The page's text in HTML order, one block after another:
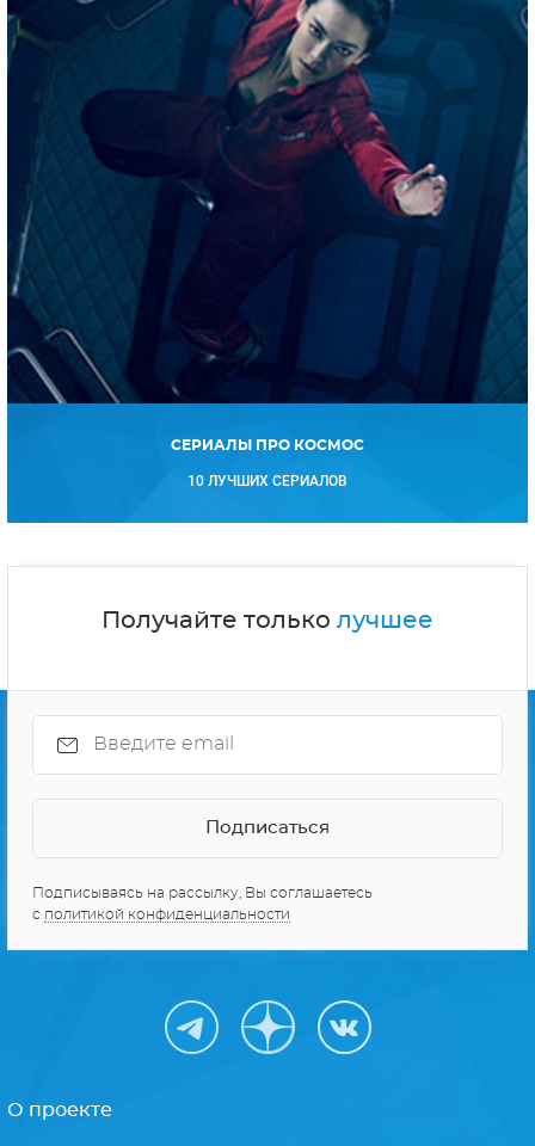
СЕРИАЛЫ ПРО КОСМОС
10 ЛУЧШИХ СЕРИАЛОВ
Получайте только лучшее
Подписываясь на рассылку, Вы соглашаетесь
с политикой конфиденциальности
О проекте